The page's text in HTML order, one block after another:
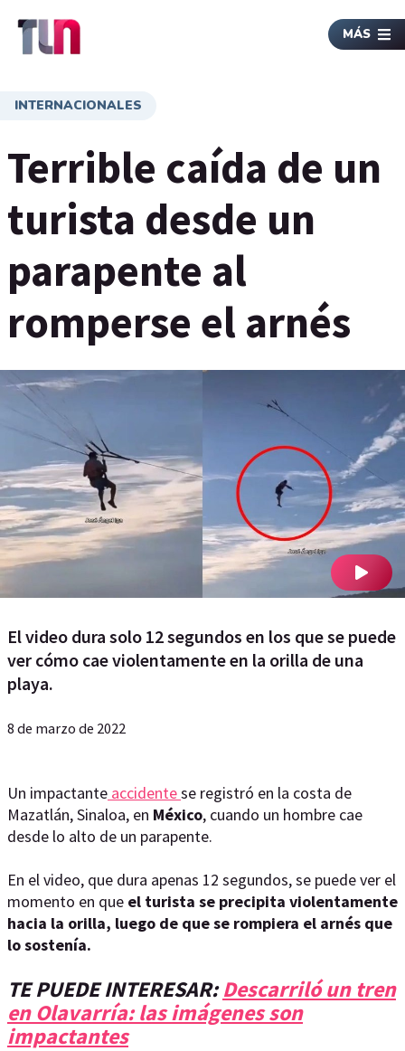
MÁS
INTERNACIONALES
Terrible caída de un
turista desde un
parapente al
romperse el arnés
El video dura solo 12 segundos en los que se puede
ver cómo cae violentamente en la orilla de una
playa.
8 de marzo de 2022
Un impactante accidentese registró en la costa de
Mazatlán, Sinaloa, en México, cuando un hombre cae
desde lo alto de un parapente.
En el video, que dura apenas 12 segundos, se puede ver el
momento en que el turista se precipita violentamente
hacia la orilla, luego de que se rompiera el arnés que
lo sostenía.
TE PUEDE INTERESAR:Descarriló un tren
en Olavarría: las imágenes son
impactantes